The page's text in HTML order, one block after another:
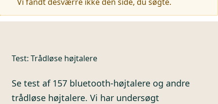
Test: Trådløse højtalere
Se test af 157 bluetooth-højtalere og andre
trådløse højtalere. Vi har undersøgt